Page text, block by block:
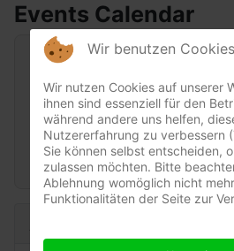
Events Calendar
Show past events?
Wir benutzen Cookies
Wir nutzen Cookies auf unserer
ihnen sind essenziell für den
während andere uns helfen,
Nutzererfahrung zu verbessern
Sie können selbst entscheiden,
zulassen möchten. Bitte
Ablehnung womöglich nicht
Funktionalitäten der Seite zur